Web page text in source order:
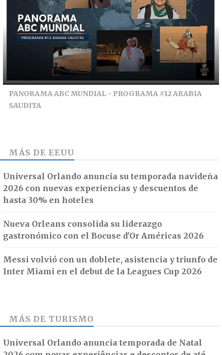
PANORAMA ABC MUNDIAL - PROGRAMA #12 ARABIA
SAUDITA
MÁS DE EEUU
Universal Orlando anuncia su temporada navideña
2026 con nuevas experiencias y descuentos de
hasta 30% en hoteles
Nueva Orleans consolida su liderazgo
gastronómico con el Bocuse d'Or Américas 2026
Messi volvió con un doblete, asistencia y triunfo de
Inter Miami en el debut de la Leagues Cup 2026
MÁS DE TURISMO
Universal Orlando anuncia temporada de Natal